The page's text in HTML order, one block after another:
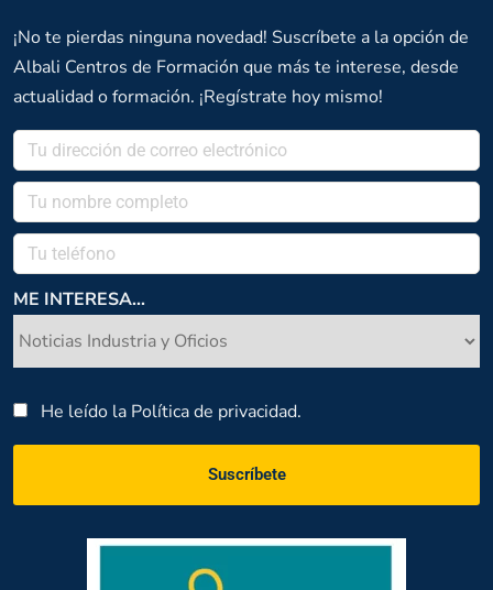
¡No te pierdas ninguna novedad! Suscríbete a la opción de
Albali Centros de Formación que más te interese, desde
actualidad o formación. ¡Regístrate hoy mismo!
ME INTERESA...
He leído la Política de privacidad.